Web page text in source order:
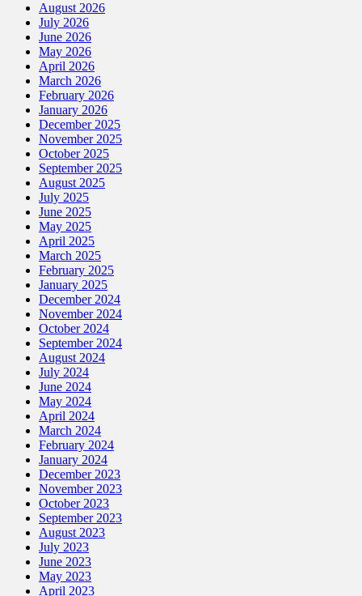
August 2026
July 2026
June 2026
May 2026
April 2026
March 2026
February 2026
January 2026
December 2025
November 2025
October 2025
September 2025
August 2025
July 2025
June 2025
May 2025
April 2025
March 2025
February 2025
January 2025
December 2024
November 2024
October 2024
September 2024
August 2024
July 2024
June 2024
May 2024
April 2024
March 2024
February 2024
January 2024
December 2023
November 2023
October 2023
September 2023
August 2023
July 2023
June 2023
May 2023
April 2023